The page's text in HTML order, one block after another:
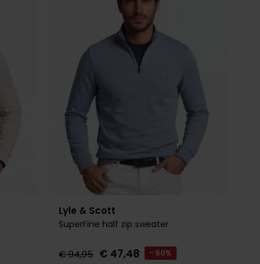
Lyle & Scott
SuperFine half zip sweater
€ 94,95 € 47,48 - 50%